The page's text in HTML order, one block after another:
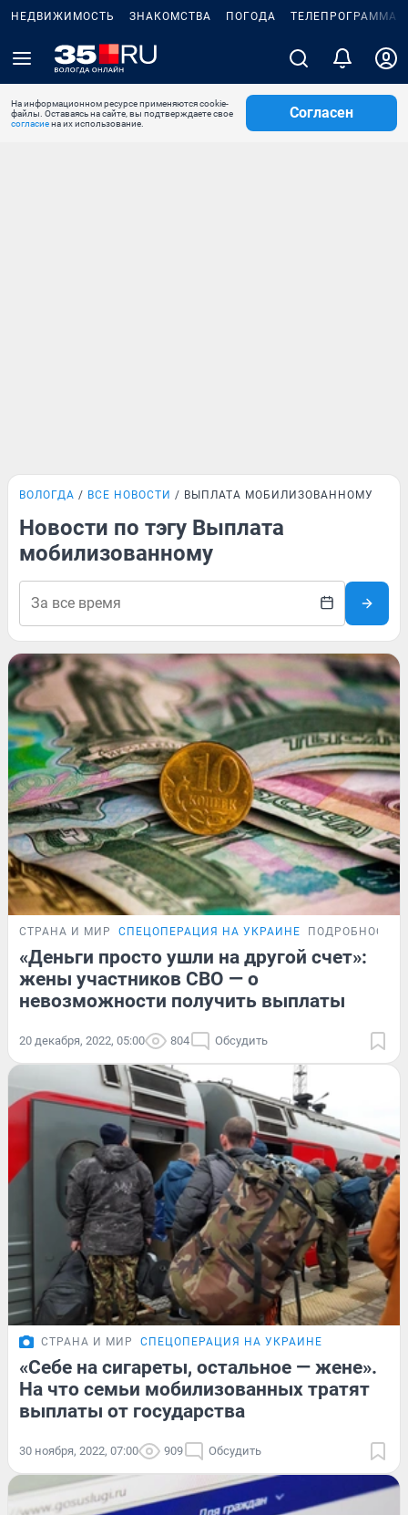
НЕДВИЖИМОСТЬ ЗНАКОМСТВА ПОГОДА ТЕЛЕПРОГРАММА
На информационном ресурсе применяются cookie-
файлы. Оставаясь на сайте, вы подтверждаете свое
согласиена их использование.
Согласен
ВОЛОГДА ВСЕ НОВОСТИ ВЫПЛАТА МОБИЛИЗОВАННОМУ
Новости по тэгу Выплата
мобилизованному
СТРАНА И МИР СПЕЦОПЕРАЦИЯ НА УКРАИНЕ ПОДРОБНОСТИ
«Деньги просто ушли на другой счет»:
жены участников СВО — о
невозможности получить выплаты
20 декабря, 2022, 05:00 804 Обсудить
СТРАНА И МИР СПЕЦОПЕРАЦИЯ НА УКРАИНЕ
«Себе на сигареты, остальное — жене».
На что семьи мобилизованных тратят
выплаты от государства
30 ноября, 2022, 07:00 909 Обсудить